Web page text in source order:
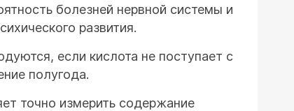
болезней нервной системы и
развития.
если кислота не поступает с
полугода.
точно измерить содержание